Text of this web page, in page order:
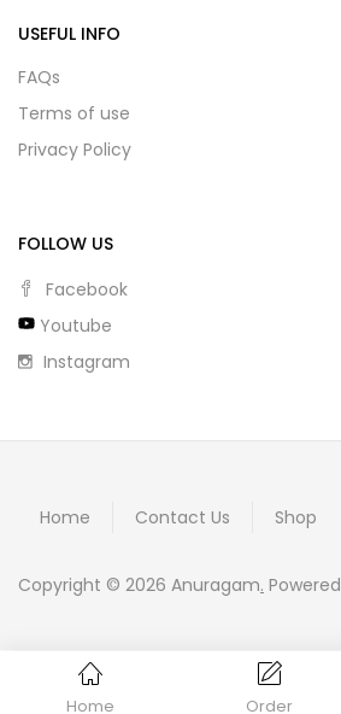
Home Order
USEFUL INFO
FAQs
Terms of use
Privacy Policy
FOLLOW US
Facebook
Youtube
Instagram
Copyright © 2026 Anuragam.
Home Contact Us Shop